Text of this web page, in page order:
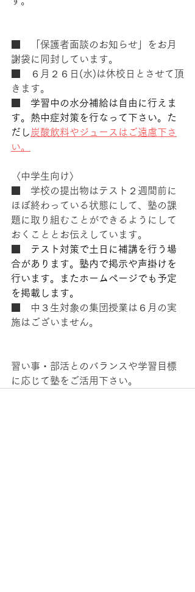
■　「保護者面談のお知らせ」をお月
謝袋に同封しています。
■　６月２６日(水)は休校日とさせて頂
きます。
学習中の水分補給は自由に行えま
す。熱中症対策を行なって下さい。た
だし 炭酸飲料やジュースはご遠慮下さ
い。
〈中学生向け〉
■　学校の提出物はテスト２週間前に
ほぼ終わっている状態にして、塾の課
題に取り組むことができるようにして
おくこととお伝えしています。
テスト対策で土日に補講を行う場
合があります。塾内で掲示や声掛けを
行います。またホームページでも予定
を掲載します。
■　中３生対象の集団授業は６月の実
施はございません。
習い事・部活とのバランスや学習目標
に応じて塾をご活用下さい。